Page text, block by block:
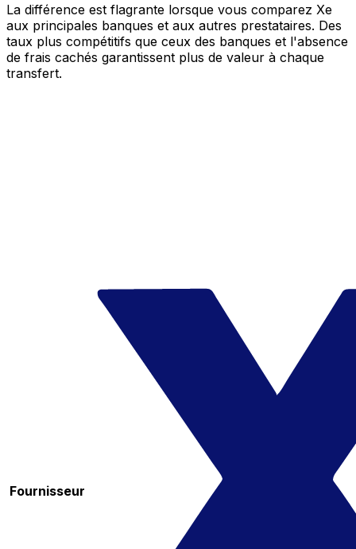
La différence est flagrante lorsque vous comparez Xe
aux principales banques et aux autres prestataires. Des
taux plus compétitifs que ceux des banques et l'absence
de frais cachés garantissent plus de valeur à chaque
transfert.
Fournisseur